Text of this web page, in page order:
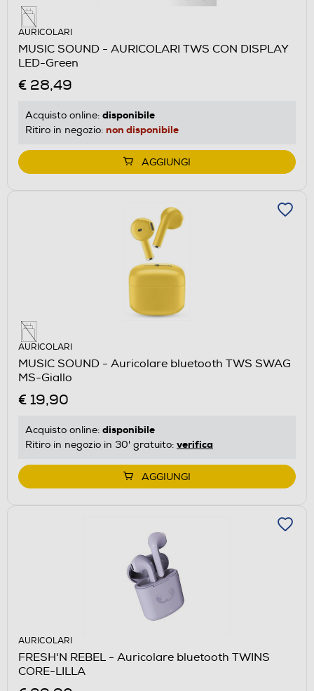
AURICOLARI
MUSIC SOUND - AURICOLARI TWS CON DISPLAY
LED-Green
€ 28,49
Acquisto online: disponibile
Ritiro in negozio: non disponibile
AGGIUNGI
AURICOLARI
MUSIC SOUND - Auricolare bluetooth TWS SWAG
MS-Giallo
€ 19,90
Acquisto online: disponibile
Ritiro in negozio in 30' gratuito: verifica
AGGIUNGI
AURICOLARI
FRESH'N REBEL - Auricolare bluetooth TWINS
CORE-LILLA